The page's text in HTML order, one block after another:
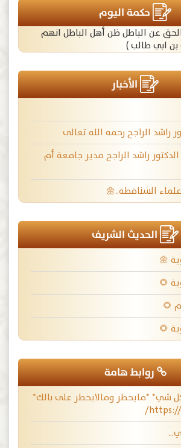
حكمة اليوم
عن الباطل ظن أهل الباطل انهم
ابي طالب )
الأخبار
راشد الراجح رحمه الله تعالى
راشد الراجح مدير جامعة أم
الشناقطة..🌼
الحديث الشريف
🌼
🌻
🌻
🌻
روابط هامة
شي* *مايخطر ومالايخطر على بالك*
https://